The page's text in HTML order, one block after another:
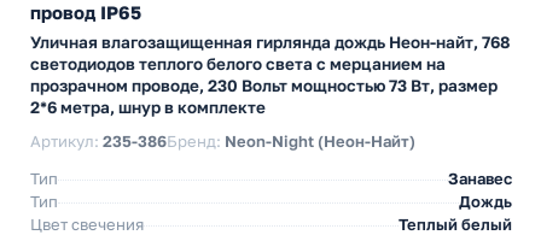
провод IP65
Уличная влагозащищенная гирлянда дождь Неон-найт, 768
светодиодов теплого белого света с мерцанием на
прозрачном проводе, 230 Вольт мощностью 73 Вт, размер
2*6 метра, шнур в комплекте
Артикул: 235-386Бренд: Neon-Night (Неон-Найт)
Тип
Занавес
Тип
Дождь
Цвет свечения
Теплый белый